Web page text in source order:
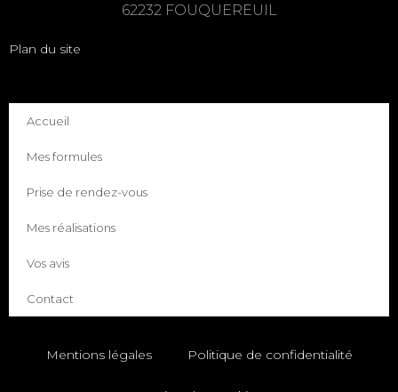
62232 FOUQUEREUIL
Plan du site
Accueil
Mes formules
Prise de rendez-vous
Mes réalisations
Vos avis
Contact
Mentions légales Politique de confidentialité